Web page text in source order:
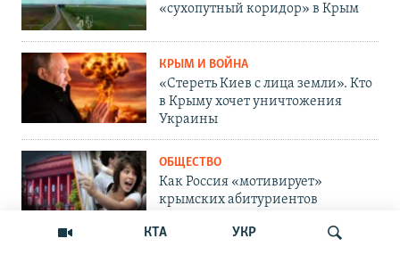
КТА УКР
«сухопутный коридор» в Крым
КРЫМ И ВОЙНА
«Стереть Киев с лица земли». Кто
в Крыму хочет уничтожения
Украины
ОБЩЕСТВО
Как Россия «мотивирует»
крымских абитуриентов